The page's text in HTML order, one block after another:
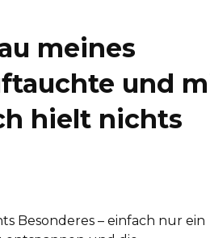
meines
und
hielt nichts
Besonderes – einfach nur ein